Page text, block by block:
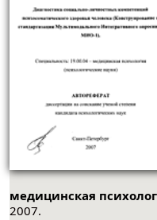
медицинская
2007.